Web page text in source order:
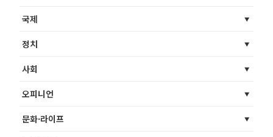
국제
정치
사회
오피니언
문화·라이프